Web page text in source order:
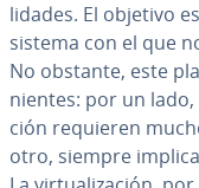
li­da­des. El objetivo
sistema con el que
No obstante, este
nie­n­tes: por un
ción requieren
otro, siempre